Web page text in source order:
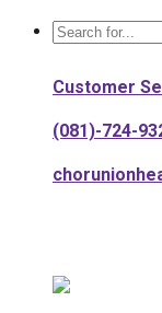
Customer
(081)-724-